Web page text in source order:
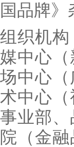
国品牌》
组织机
媒中心
场中心
术中心
事业部
院（金